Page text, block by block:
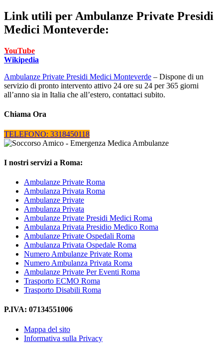
Link utili per Ambulanze Private Presidi
Medici Monteverde:
YouTube
Wikipedia
Ambulanze Private Presidi Medici Monteverde – Dispone di un
servizio di pronto intervento attivo 24 ore su 24 per 365 giorni
all’anno sia in Italia che all’estero, contattaci subito.
Chiama Ora
TELEFONO: 3318450118
I nostri servizi a Roma:
Ambulanze Private Roma
Ambulanza Privata Roma
Ambulanze Private
Ambulanza Privata
Ambulanze Private Presidi Medici Roma
Ambulanza Privata Presidio Medico Roma
Ambulanze Private Ospedali Roma
Ambulanza Privata Ospedale Roma
Numero Ambulanze Private Roma
Numero Ambulanza Privata Roma
Ambulanze Private Per Eventi Roma
Trasporto ECMO Roma
Trasporto Disabili Roma
P.IVA: 07134551006
Mappa del sito
Informativa sulla Privacy